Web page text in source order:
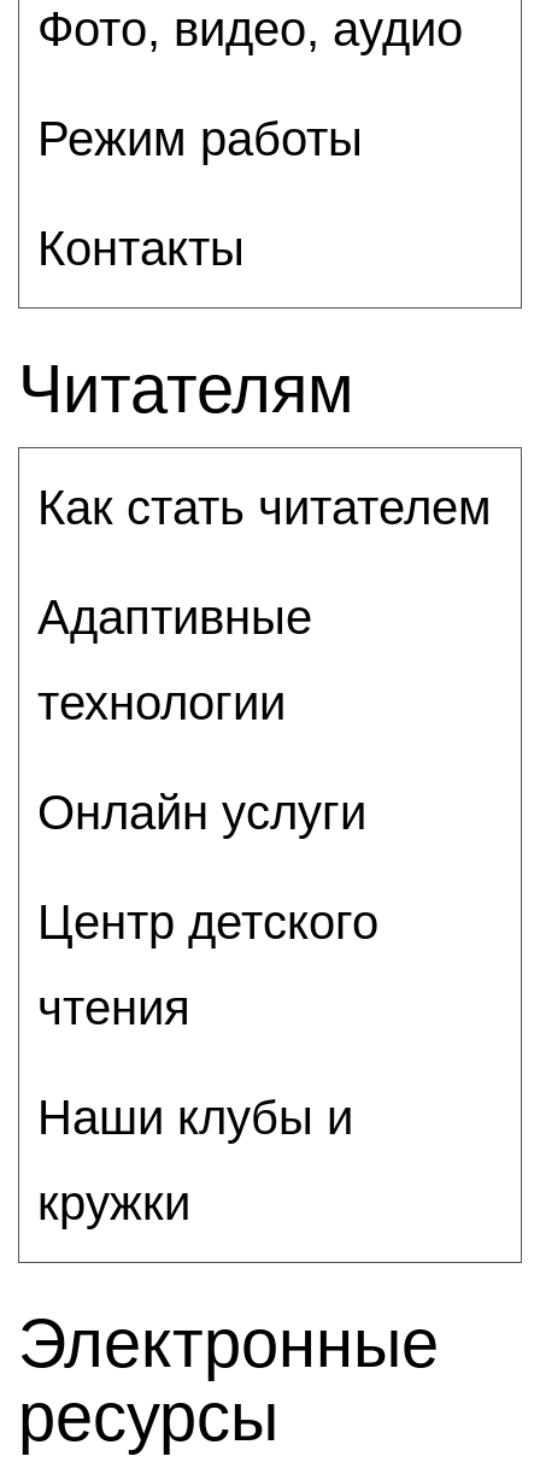
Фото, видео, аудио
Режим работы
Контакты
Читателям
Как стать читателем
Адаптивные
технологии
Онлайн услуги
Центр детского
чтения
Наши клубы и
кружки
Электронные
ресурсы